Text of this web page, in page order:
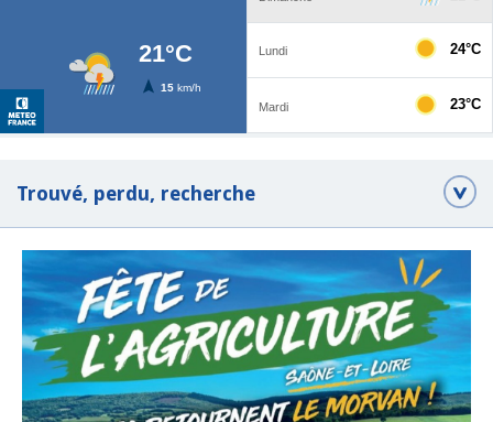
Trouvé, perdu, recherche